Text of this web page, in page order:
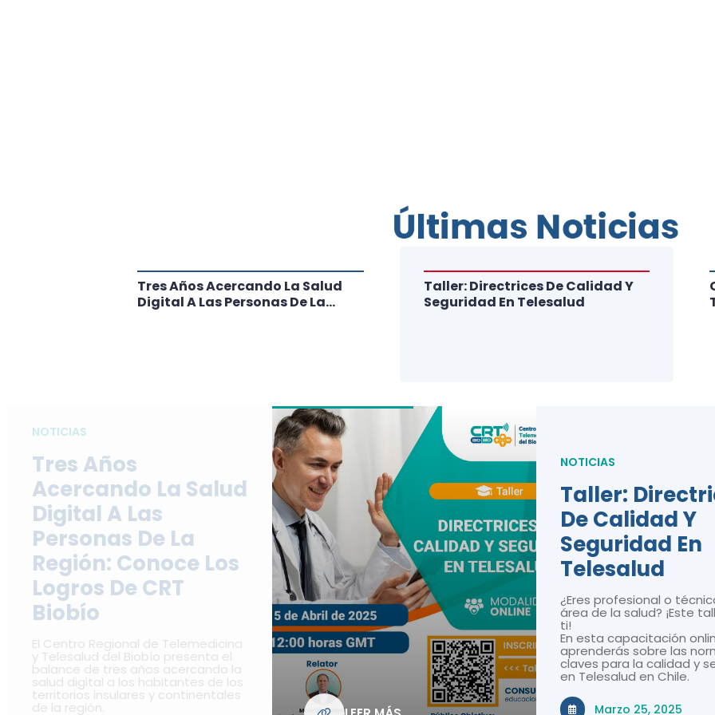
NOTICIAS
Tres Años
Acercando La Salud
Digital A Las
Personas De La
Región: Conoce Los
Logros De CRT
Biobío
El Centro Regional de Telemedicina
y Telesalud del Biobío presenta el
balance de tres años acercando la
salud digital a los habitantes de los
territorios insulares y continentales
de la región.
NOTICIAS
Taller:
De Calidad Y
Seguridad En
Telesalud
¿Eres profesional o
área de la salud? ¡Este
ti!
En esta capacitación
aprenderás sobre las
claves para la calidad y
en Telesalud en Chile.
Marzo 25, 2025
Tres Años Acercando La Salud
Digital A Las Personas De La
Taller: Directrices De Calidad Y
Seguridad En Telesalud
Últimas Noticias